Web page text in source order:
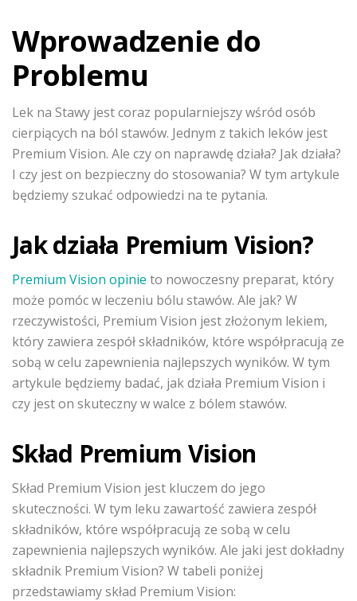
Wprowadzenie do
Problemu
Lek na Stawy jest coraz popularniejszy wśród osób
cierpiących na ból stawów. Jednym z takich leków jest
Premium Vision. Ale czy on naprawdę działa? Jak działa?
I czy jest on bezpieczny do stosowania? W tym artykule
będziemy szukać odpowiedzi na te pytania.
Jak działa Premium Vision?
Premium Vision opinie to nowoczesny preparat, który
może pomóc w leczeniu bólu stawów. Ale jak? W
rzeczywistości, Premium Vision jest złożonym lekiem,
który zawiera zespół składników, które współpracują ze
sobą w celu zapewnienia najlepszych wyników. W tym
artykule będziemy badać, jak działa Premium Vision i
czy jest on skuteczny w walce z bólem stawów.
Skład Premium Vision
Skład Premium Vision jest kluczem do jego
skuteczności. W tym leku zawartość zawiera zespół
składników, które współpracują ze sobą w celu
zapewnienia najlepszych wyników. Ale jaki jest dokładny
składnik Premium Vision? W tabeli poniżej
przedstawiamy skład Premium Vision: